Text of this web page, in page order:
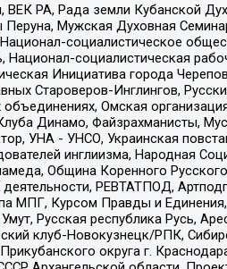
ВЕК РА, Рада земли Кубанской
Мужская Духовная
социалистическое
социалистическая
Инициатива города
Староверов-Инглингов,
Омская
Динамо, Файзрахманисты,
УНА - УНСО, Украинская
инглиизма, Народная
Община Коренного
деятельности, РЕВТАТПОД,
МПГ, Курсом Правды и
Русская республика Русь,
клуб-Новокузнецк/РПК,
округа г.